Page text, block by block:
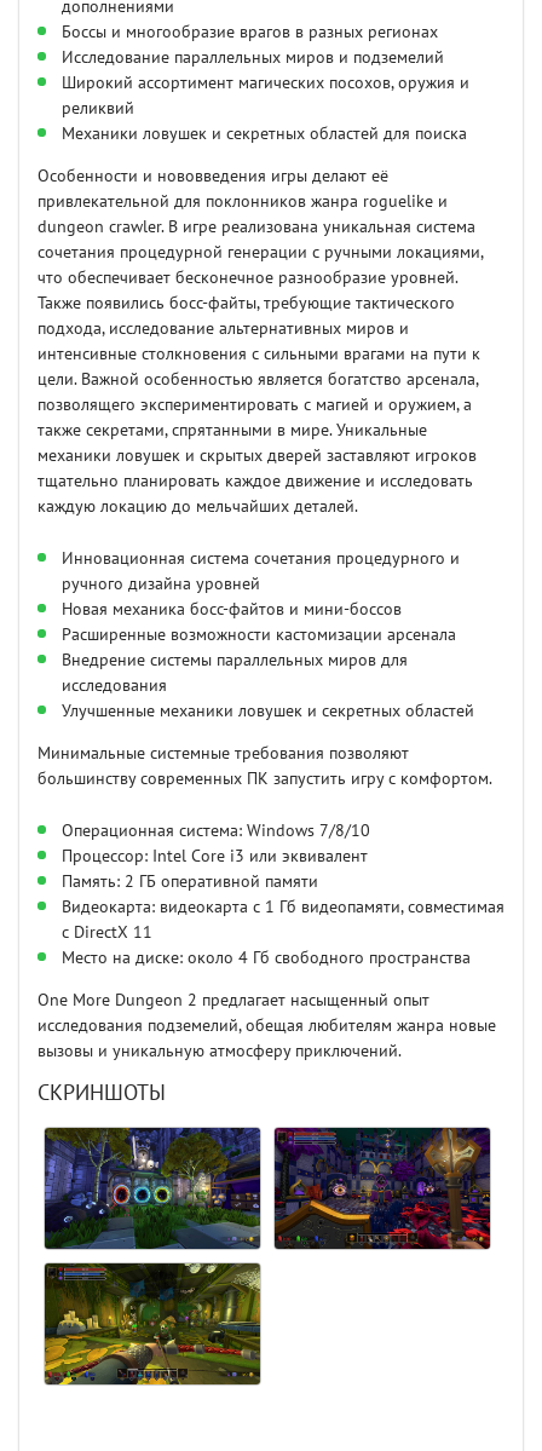
дополнениями
Боссы и многообразие врагов в разных регионах
Исследование параллельных миров и подземелий
Широкий ассортимент магических посохов, оружия и
реликвий
Механики ловушек и секретных областей для поиска
Особенности и нововведения игры делают её
привлекательной для поклонников жанра roguelike и
dungeon crawler. В игре реализована уникальная система
сочетания процедурной генерации с ручными локациями,
что обеспечивает бесконечное разнообразие уровней.
Также появились босс-файты, требующие тактического
подхода, исследование альтернативных миров и
интенсивные столкновения с сильными врагами на пути к
цели. Важной особенностью является богатство арсенала,
позволящего экспериментировать с магией и оружием, а
также секретами, спрятанными в мире. Уникальные
механики ловушек и скрытых дверей заставляют игроков
тщательно планировать каждое движение и исследовать
каждую локацию до мельчайших деталей.
Инновационная система сочетания процедурного и
ручного дизайна уровней
Новая механика босс-файтов и мини-боссов
Расширенные возможности кастомизации арсенала
Внедрение системы параллельных миров для
исследования
Улучшенные механики ловушек и секретных областей
Минимальные системные требования позволяют
большинству современных ПК запустить игру с комфортом.
Операционная система: Windows 7/8/10
Процессор: Intel Core i3 или эквивалент
Память: 2 ГБ оперативной памяти
Видеокарта: видеокарта с 1 Гб видеопамяти, совместимая
с DirectX 11
Место на диске: около 4 Гб свободного пространства
One More Dungeon 2 предлагает насыщенный опыт
исследования подземелий, обещая любителям жанра новые
вызовы и уникальную атмосферу приключений.
СКРИНШОТЫ